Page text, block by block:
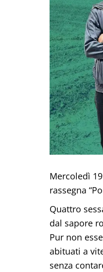
Mercoledì
rassegna
Quattro
dal sapore
Pur non
abituati a
senza